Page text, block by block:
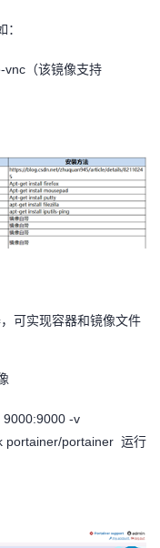
vnc （该镜像支持
可实现容器和镜像文件
-v
portainer/portainer 运行